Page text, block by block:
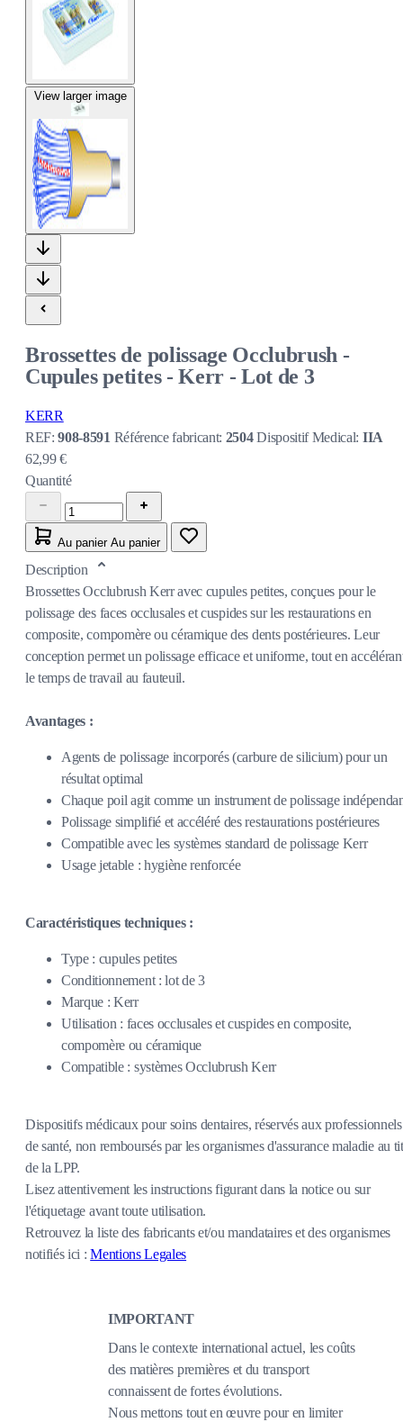
View larger image
Brossettes de polissage Occlubrush -
Cupules petites - Kerr - Lot de 3
KERR
REF:908-8591 Référence fabricant: 2504Dispositif Medical: IIA
62,99 €
Quantité
Au panier Au panier
Description
Brossettes Occlubrush Kerr avec cupules petites, conçues pour le
polissage des faces occlusales et cuspides sur les restaurations en
composite, compomère ou céramique des dents postérieures. Leur
conception permet un polissage efficace et uniforme, tout en
le temps de travail au fauteuil.
Avantages :
Agents de polissage incorporés (carbure de silicium) pour un
résultat optimal
Chaque poil agit comme un instrument de polissage
Polissage simplifié et accéléré des restaurations postérieures
Compatible avec les systèmes standard de polissage Kerr
Usage jetable : hygiène renforcée
Caractéristiques techniques :
Type : cupules petites
Conditionnement : lot de 3
Marque : Kerr
Utilisation : faces occlusales et cuspides en composite,
compomère ou céramique
Compatible : systèmes Occlubrush Kerr
Dispositifs médicaux pour soins dentaires, réservés aux professionnels
de santé, non remboursés par les organismes d'assurance maladie au
de la LPP.
Lisez attentivement les instructions figurant dans la notice ou sur
l'étiquetage avant toute utilisation.
Retrouvez la liste des fabricants et/ou mandataires et des organismes
notifiés ici :Mentions Legales
IMPORTANT
Dans le contexte international actuel, les coûts
des matières premières et du transport
connaissent de fortes évolutions.
Nous mettons tout en œuvre pour en limiter